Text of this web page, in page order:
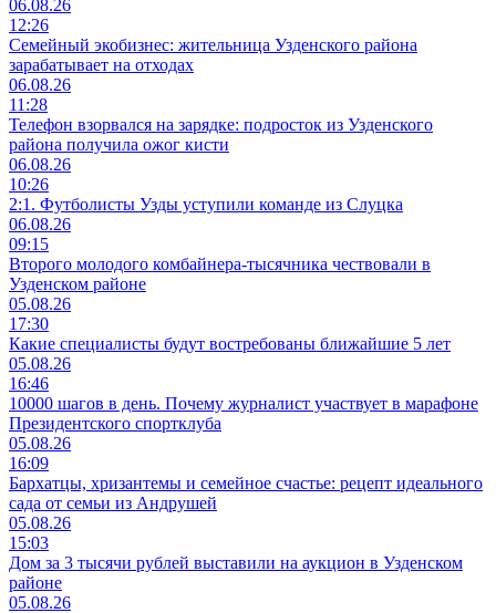
06.08.26
12:26
Семейный экобизнес: жительница Узденского района
зарабатывает на отходах
06.08.26
11:28
Телефон взорвался на зарядке: подросток из Узденского
района получила ожог кисти
06.08.26
10:26
2:1. Футболисты Узды уступили команде из Слуцка
06.08.26
09:15
Второго молодого комбайнера-тысячника чествовали в
Узденском районе
05.08.26
17:30
Какие специалисты будут востребованы ближайшие 5 лет
05.08.26
16:46
10000 шагов в день. Почему журналист участвует в марафоне
Президентского спортклуба
05.08.26
16:09
Бархатцы, хризантемы и семейное счастье: рецепт идеального
сада от семьи из Андрушей
05.08.26
15:03
Дом за 3 тысячи рублей выставили на аукцион в Узденском
районе
05.08.26